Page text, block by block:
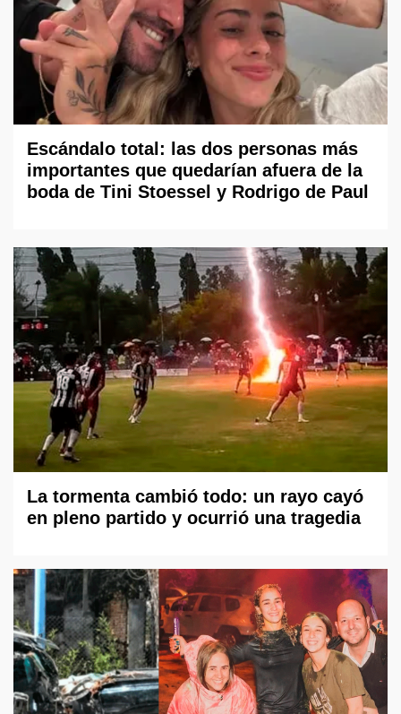
Escándalo total: las dos personas más
importantes que quedarían afuera de la
boda de Tini Stoessel y Rodrigo de Paul
La tormenta cambió todo: un rayo cayó
en pleno partido y ocurrió una tragedia